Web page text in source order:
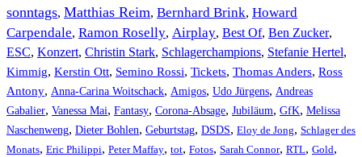
sonntags, Matthias Reim, Bernhard Brink, Howard
Carpendale, Ramon Roselly, Airplay, Best Of, Ben Zucker,
ESC, Konzert, Christin Stark, Schlagerchampions, Stefanie Hertel,
Kimmig, Kerstin Ott, Semino Rossi, Tickets, Thomas Anders, Ross
Antony, Anna-Carina Woitschack, Amigos, Udo Jürgens, Andreas
Gabalier, Vanessa Mai, Fantasy, Corona-Absage, Jubiläum, GfK, Melissa
Naschenweng, Dieter Bohlen, Geburtstag, DSDS, Eloy de Jong, Schlager des
Monats, Eric Philippi, Peter Maffay, tot, Fotos, Sarah Connor, RTL, Gold,